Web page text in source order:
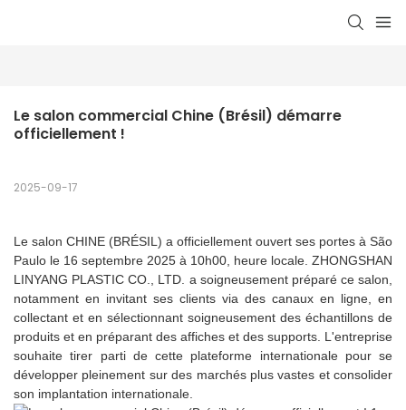
Le salon commercial Chine (Brésil) démarre
officiellement !
2025-09-17
Le salon CHINE (BRÉSIL) a officiellement ouvert ses portes à São
Paulo le 16 septembre 2025 à 10h00, heure locale. ZHONGSHAN
LINYANG PLASTIC CO., LTD. a soigneusement préparé ce salon,
notamment en invitant ses clients via des canaux en ligne, en
collectant et en sélectionnant soigneusement des échantillons de
produits et en préparant des affiches et des supports. L'entreprise
souhaite tirer parti de cette plateforme internationale pour se
développer pleinement sur des marchés plus vastes et consolider
son implantation internationale.